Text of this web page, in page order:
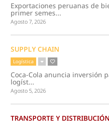
Exportaciones peruanas de
primer semes...
Agosto 7, 2026
SUPPLY CHAIN
Logística
Coca-Cola anuncia inversión
logíst...
Agosto 5, 2026
TRANSPORTE Y DISTRIBUCIÓN